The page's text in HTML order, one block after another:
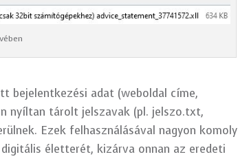
bejelentkezési adat (weboldal címe,
nyíltan tárolt jelszavak (pl. jelszo.txt,
Ezek felhasználásával nagyon komoly
életterét, kizárva onnan az eredeti